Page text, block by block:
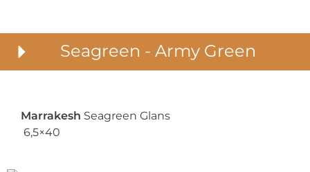
Seagreen - Army Green
Marrakesh Seagreen Glans
6,5×40